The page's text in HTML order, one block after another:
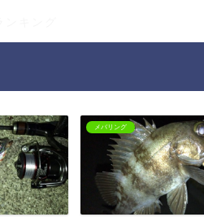
ング バスフィ